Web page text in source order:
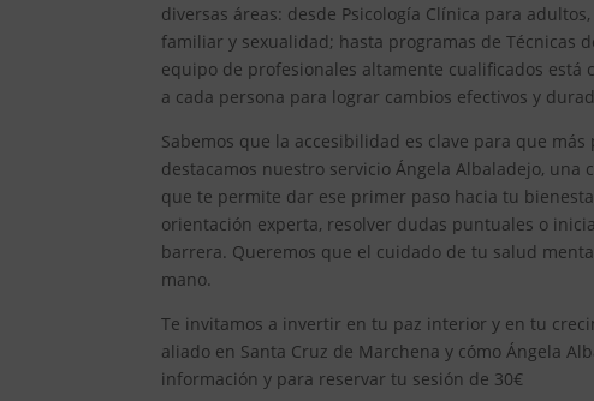
diversas áreas: desde Psicología Clínica para
familiar y sexualidad; hasta programas de Técnicas
equipo de profesionales altamente cualificados
a cada persona para lograr cambios efectivos y
Sabemos que la accesibilidad es clave para que
destacamos nuestro servicio Ángela Albaladejo,
que te permite dar ese primer paso hacia tu
orientación experta, resolver dudas puntuales o
barrera. Queremos que el cuidado de tu salud
mano.
Te invitamos a invertir en tu paz interior y en tu
aliado en Santa Cruz de Marchena y cómo Ángela
información y para reservar tu sesión de 30€